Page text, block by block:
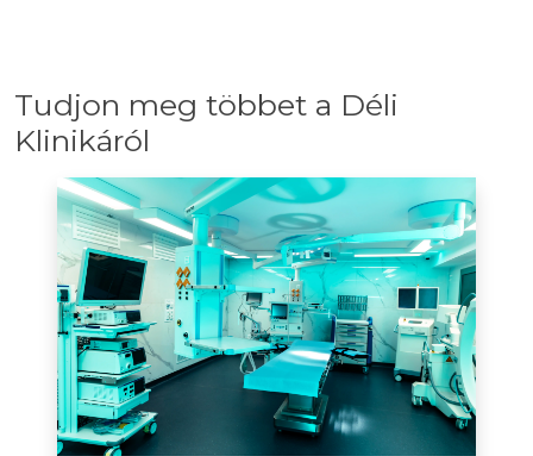
Tudjon meg többet a Déli
Klinikáról